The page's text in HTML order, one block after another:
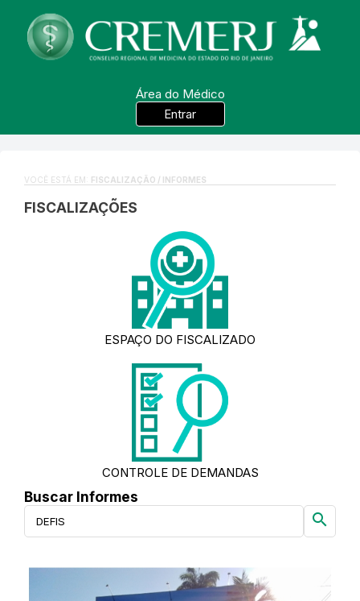
Área do Médico
Entrar
VOCÊ ESTÁ EM: FISCALIZAÇÃO / INFORMES
FISCALIZAÇÕES
ESPAÇO DO FISCALIZADO
CONTROLE DE DEMANDAS
Buscar Informes
search